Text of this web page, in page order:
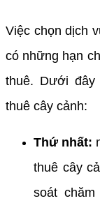
Việc chọn dịch
có những hạn
thuê. Dưới
thuê cây cảnh:
Thứ nhất:
thuê cây
soát